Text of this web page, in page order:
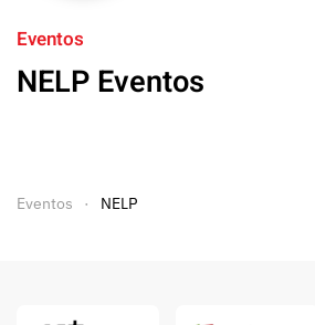
Eventos
NELP Eventos
Eventos NELP